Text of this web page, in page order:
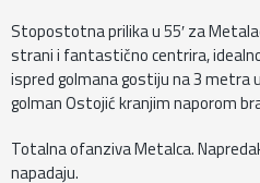
Stopostotna prilika u 55′ za
strani i fantastično centrira,
ispred golmana gostiju na 3 metra
golman Ostojić kranjim naporom
Totalna ofanziva Metalca.
napadaju.